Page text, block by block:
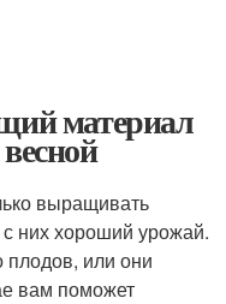
материал
выращивать
них хороший урожай.
или они
вам поможет